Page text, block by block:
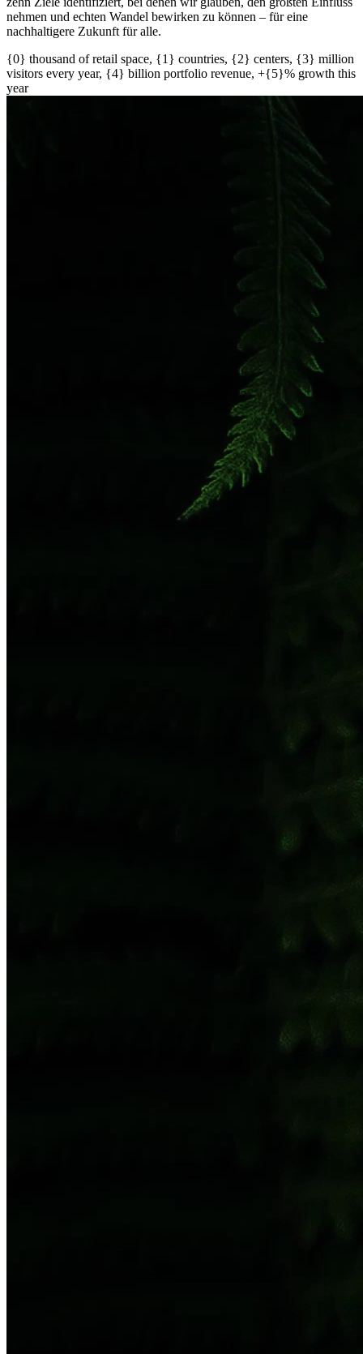
nehmen und echten Wandel bewirken zu können – für eine
nachhaltigere Zukunft für alle.
{0} thousand of retail space, {1} countries, {2} centers, {3} million
visitors every year, {4} billion portfolio revenue, +{5}% growth this
year